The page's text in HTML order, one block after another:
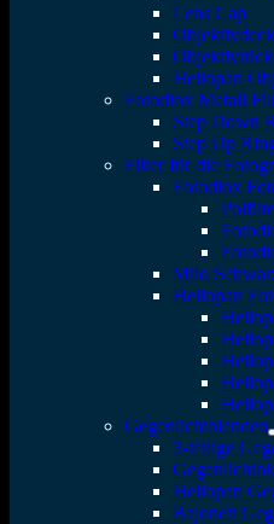
Lens Cap
Heliopan
Fotodiox Metall
Step Down
Step Up
Filter für die
Fotodiox
Milo
Heliopan
Gegenlichtblenden
3-teilige
Heliopan
Bajonett